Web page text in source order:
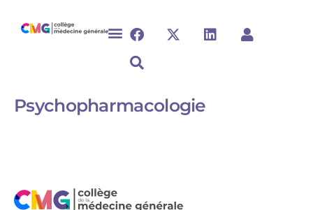
Psychopharmacologie